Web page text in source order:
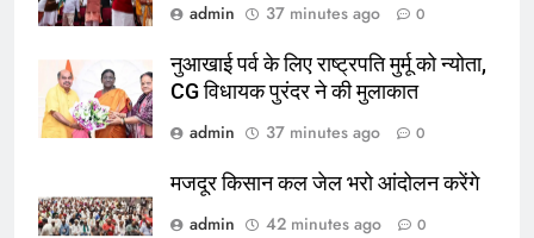
admin
37 minutes ago 0
नुआखाई पर्व के लिए राष्ट्रपति मुर्मू को न्योता,
CG विधायक पुरंदर ने की मुलाकात
admin
37 minutes ago 0
मजदूर किसान कल जेल भरो आंदोलन करेंगे
admin
42 minutes ago 0